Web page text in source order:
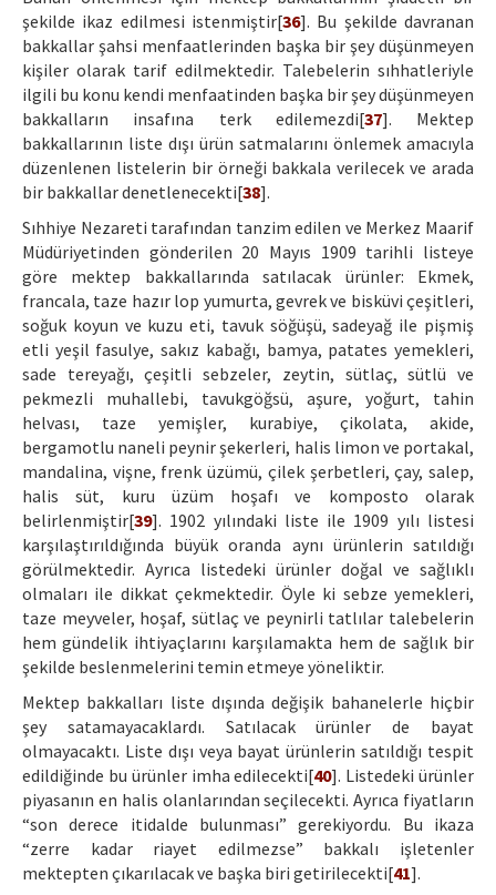
şekilde ikaz edilmesi istenmiştir[36]. Bu şekilde davranan
bakkallar şahsi menfaatlerinden başka bir şey düşünmeyen
kişiler olarak tarif edilmektedir. Talebelerin sıhhatleriyle
ilgili bu konu kendi menfaatinden başka bir şey düşünmeyen
bakkalların insafına terk edilemezdi[37]. Mektep
bakkallarının liste dışı ürün satmalarını önlemek amacıyla
düzenlenen listelerin bir örneği bakkala verilecek ve arada
bir bakkallar denetlenecekti[38].
Sıhhiye Nezareti tarafından tanzim edilen ve Merkez Maarif
Müdüriyetinden gönderilen 20 Mayıs 1909 tarihli listeye
göre mektep bakkallarında satılacak ürünler: Ekmek,
francala, taze hazır lop yumurta, gevrek ve bisküvi çeşitleri,
soğuk koyun ve kuzu eti, tavuk söğüşü, sadeyağ ile pişmiş
etli yeşil fasulye, sakız kabağı, bamya, patates yemekleri,
sade tereyağı, çeşitli sebzeler, zeytin, sütlaç, sütlü ve
pekmezli muhallebi, tavukgöğsü, aşure, yoğurt, tahin
helvası, taze yemişler, kurabiye, çikolata, akide,
bergamotlu naneli peynir şekerleri, halis limon ve portakal,
mandalina, vişne, frenk üzümü, çilek şerbetleri, çay, salep,
halis süt, kuru üzüm hoşafı ve komposto olarak
belirlenmiştir[39]. 1902 yılındaki liste ile 1909 yılı listesi
karşılaştırıldığında büyük oranda aynı ürünlerin satıldığı
görülmektedir. Ayrıca listedeki ürünler doğal ve sağlıklı
olmaları ile dikkat çekmektedir. Öyle ki sebze yemekleri,
taze meyveler, hoşaf, sütlaç ve peynirli tatlılar talebelerin
hem gündelik ihtiyaçlarını karşılamakta hem de sağlık bir
şekilde beslenmelerini temin etmeye yöneliktir.
Mektep bakkalları liste dışında değişik bahanelerle hiçbir
şey satamayacaklardı. Satılacak ürünler de bayat
olmayacaktı. Liste dışı veya bayat ürünlerin satıldığı tespit
edildiğinde bu ürünler imha edilecekti[40]. Listedeki ürünler
piyasanın en halis olanlarından seçilecekti. Ayrıca fiyatların
“son derece itidalde bulunması” gerekiyordu. Bu ikaza
“zerre kadar riayet edilmezse” bakkalı işletenler
mektepten çıkarılacak ve başka biri getirilecekti[41].